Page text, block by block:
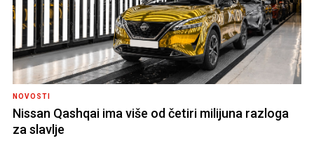
NOVOSTI
Nissan Qashqai ima više od četiri milijuna razloga
za slavlje